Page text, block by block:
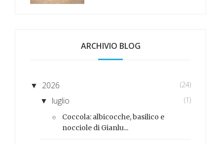
ARCHIVIO BLOG
▼ 2026 (24)
▼ luglio (1)
Coccola: albicocche, basilico e
nocciole di Gianlu...